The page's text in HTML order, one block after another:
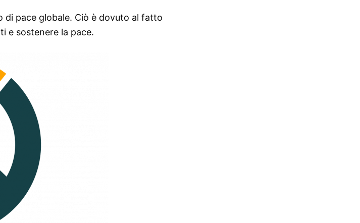
di pace globale. Ciò è dovuto al fatto
e sostenere la pace.